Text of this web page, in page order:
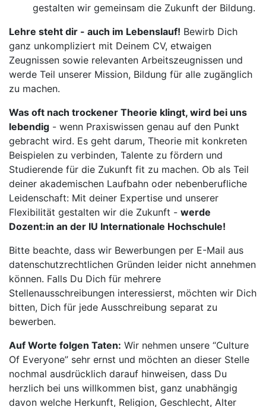
gestalten wir gemeinsam die Zukunft der Bildung.
Lehre steht dir - auch im Lebenslauf! Bewirb Dich
ganz unkompliziert mit Deinem CV, etwaigen
Zeugnissen sowie relevanten Arbeitszeugnissen und
werde Teil unserer Mission, Bildung für alle zugänglich
zu machen.
Was oft nach trockener Theorie klingt, wird bei uns
lebendig - wenn Praxiswissen genau auf den Punkt
gebracht wird. Es geht darum, Theorie mit konkreten
Beispielen zu verbinden, Talente zu fördern und
Studierende für die Zukunft fit zu machen. Ob als Teil
deiner akademischen Laufbahn oder nebenberufliche
Leidenschaft: Mit deiner Expertise und unserer
Flexibilität gestalten wir die Zukunft - werde
Dozent:in an der IU Internationale Hochschule!
Bitte beachte, dass wir Bewerbungen per E-Mail aus
datenschutzrechtlichen Gründen leider nicht annehmen
können. Falls Du Dich für mehrere
Stellenausschreibungen interessierst, möchten wir Dich
bitten, Dich für jede Ausschreibung separat zu
bewerben.
Auf Worte folgen Taten: Wir nehmen unsere “Culture
Of Everyone” sehr ernst und möchten an dieser Stelle
nochmal ausdrücklich darauf hinweisen, dass Du
herzlich bei uns willkommen bist, ganz unabhängig
davon welche Herkunft, Religion, Geschlecht, Alter